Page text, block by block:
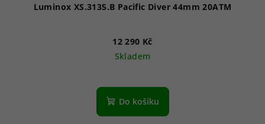
Luminox XS.3135.B Pacific Diver 44mm 20ATM
12 290 Kč
Skladem
Do košíku